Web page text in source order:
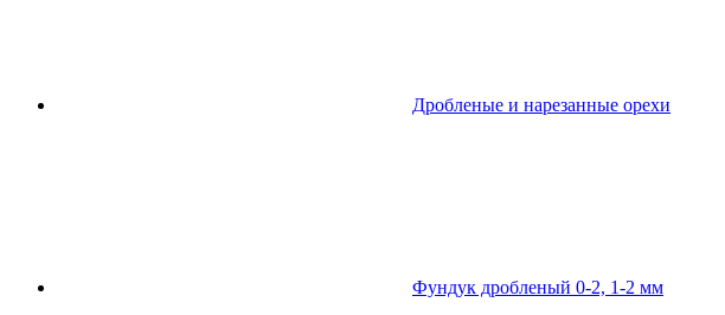
Дробленые и нарезанные орехи
Фундук дробленый 0-2, 1-2 мм